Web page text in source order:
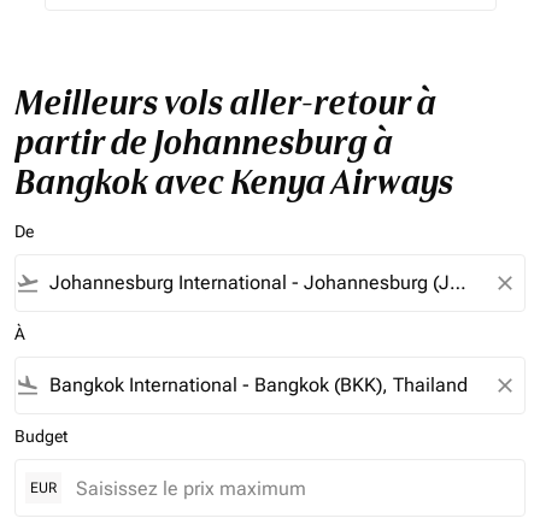
Meilleurs vols aller-retour à
partir de Johannesburg à
Bangkok avec Kenya Airways
De
flight_takeoff close
À
flight_land close
Budget
EUR